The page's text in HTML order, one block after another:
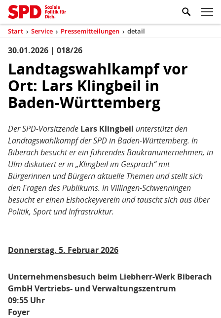
Kopfbereich
Sprungmarken-
Navigation
Zum Inhaltsbereich der Seite
Hauptnavigation
Sie
sind
Start › Service › Pressemitteilungen › detail
Inhaltsbereich
Pressemitteilung
30.01.2026 | 018/26
Landtagswahlkampf vor
Ort: Lars Klingbeil in
Baden-Württemberg
Der SPD-Vorsitzende Lars Klingbeil unterstützt den
Landtagswahlkampf der SPD in Baden-Württemberg. In
Biberach besucht er ein führendes Baukranunternehmen, in
Ulm diskutiert er in „Klingbeil im Gespräch“ mit
Bürgerinnen und Bürgern aktuelle Themen und stellt sich
den Fragen des Publikums. In Villingen-Schwenningen
besucht er einen Eishockeyverein und tauscht sich aus über
Politik, Sport und Infrastruktur.
Donnerstag, 5. Februar 2026
Unternehmensbesuch beim Liebherr-Werk Biberach
GmbH Vertriebs- und Verwaltungszentrum
09:55 Uhr
Foyer